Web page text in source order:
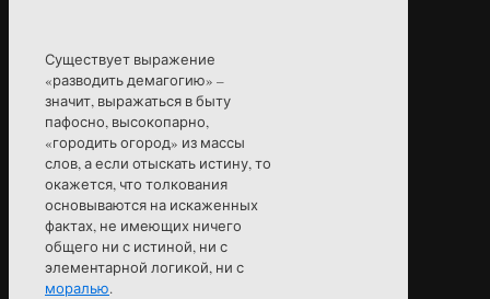
Существует выражение
«разводить демагогию» –
значит, выражаться в быту
пафосно, высокопарно,
«городить огород» из массы
слов, а если отыскать истину, то
окажется, что толкования
основываются на искаженных
фактах, не имеющих ничего
общего ни с истиной, ни с
элементарной логикой, ни с
моралью.